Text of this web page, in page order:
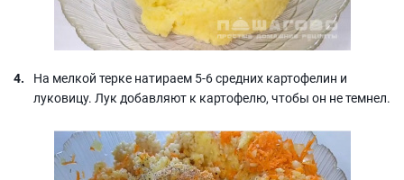
На мелкой терке натираем 5-6 средних картофелин и
луковицу. Лук добавляют к картофелю, чтобы он не темнел.